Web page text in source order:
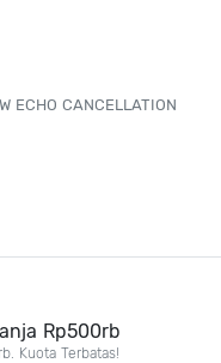
ECHO CANCELLATION
Rp500rb
Kuota Terbatas!